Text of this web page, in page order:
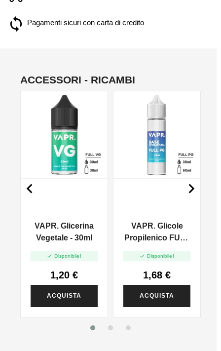
Pagamenti sicuri con carta di credito
ACCESSORI - RICAMBI
VAPR. Glicerina
Vegetale - 30ml
 Disponibile!
1,20 €
ACQUISTA
VAPR. Glicole
Propilenico FULL
 Disponibile!
1,68 €
ACQUISTA
 